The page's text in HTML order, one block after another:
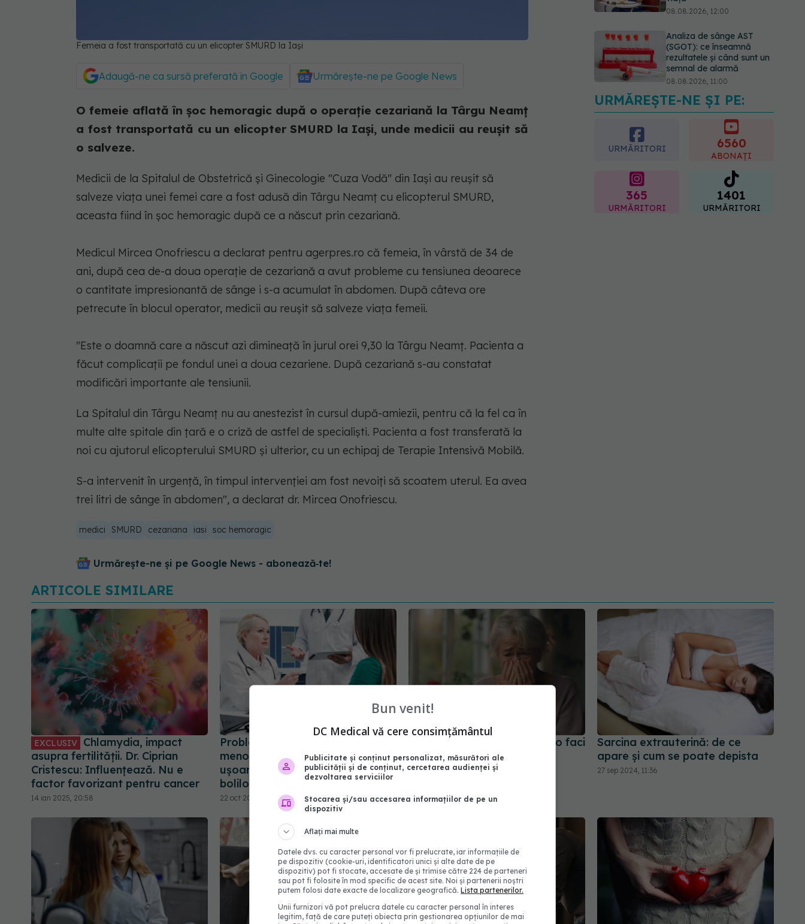
Femeia a fost transportată cu un elicopter SMURD la Iași
Adaugă-ne ca sursă preferată în Google Urmărește-ne pe Google News
O femeie aflată în șoc hemoragic după o operație cezariană la Târgu Neamț
a fost transportată cu un elicopter SMURD la Iași, unde medicii au reușit să
o salveze.
Medicii de la Spitalul de Obstetrică şi Ginecologie "Cuza Vodă" din Iaşi au reuşit să
salveze viaţa unei femei care a fost adusă din Târgu Neamţ cu elicopterul SMURD,
aceasta fiind în şoc hemoragic după ce a născut prin cezariană.
Medicul Mircea Onofriescu a declarat pentru agerpres.ro că femeia, în vârstă de 34 de
ani, după cea de-a doua operaţie de cezariană a avut probleme cu tensiunea deoarece
o cantitate impresionantă de sânge i s-a acumulat în abdomen. După câteva ore
petrecute în blocul operator, medicii au reuşit să salveze viaţa femeii.
"Este o doamnă care a născut azi dimineaţă în jurul orei 9,30 la Târgu Neamţ. Pacienta a
făcut complicaţii pe fondul unei a doua cezariene. După cezariană s-au constatat
modificări importante ale tensiunii.
La Spitalul din Târgu Neamţ nu au anestezist în cursul după-amiezii, pentru că la fel ca în
multe alte spitale din ţară e o criză de astfel de specialişti. Pacienta a fost transferată la
noi cu ajutorul elicopterului SMURD şi ulterior, cu un echipaj de Terapie Intensivă Mobilă.
S-a intervenit în urgenţă, în timpul intervenţiei am fost nevoiţi să scoatem uterul. Ea avea
trei litri de sânge în abdomen", a declarat dr. Mircea Onofriescu.
medici SMURD cezariana iasi soc hemoragic
Urmărește-ne și pe Google News - abonează‑te!
semnal de alarmă
08.08.2026, 11:00
Diagnosticele de autism la
fete au crescut după
pandemia de COVID-19
08.08.2026, 15:00
URMĂREȘTE-NE ȘI PE:
URMĂRITORI 6560
ABONAȚI
365
URMĂRITORI
1401
URMĂRITORI
ARTICOLE SIMILARE
EXCLUSIV
Chlamydia, impact
asupra fertilității. Dr. Ciprian
Cristescu: Influențează. Nu e
factor favorizant pentru cancer
14 ian 2025, 20:58
Probleme ginecologice la
menopauză – De la simptome
ușoare la semne anormale ale
bolilor ascunse
22 oct 2024, 14:39
Greșeala pe care o faci
la menopauză. Dr. Emel
Nuraltay: E fatală. E
02 iun 2024, 20:56
Sarcina extrauterină: de ce
apare și cum se poate depista
27 sep 2024, 11:36
Bun venit!
DC Medical vă cere consimțământul
Publicitate și conținut personalizat, măsurători ale
publicității și de conținut, cercetarea audienței și
dezvoltarea serviciilor
Stocarea și/sau accesarea informațiilor de pe un
dispozitiv
Aflați mai multe
Datele dvs. cu caracter personal vor fi prelucrate, iar informațiile de
pe dispozitiv (cookie-uri, identificatori unici și alte date de pe
dispozitiv) pot fi stocate, accesate de și trimise către 224 de parteneri
sau pot fi folosite în mod specific de acest site. Noi și partenerii noștri
putem folosi date exacte de localizare geografică. Lista partenerilor.
Unii furnizori vă pot prelucra datele cu caracter personal în interes
legitim, față de care puteți obiecta prin gestionarea opțiunilor de mai